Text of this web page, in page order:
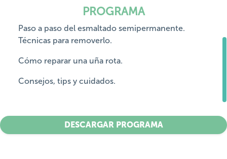
PROGRAMA
Paso a paso del esmaltado semipermanente.
Técnicas para removerlo.
Cómo reparar una uña rota.
Consejos, tips y cuidados.
DESCARGAR PROGRAMA